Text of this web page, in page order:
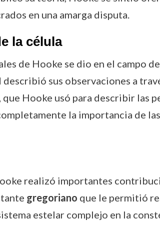
en una amarga disputa.
la célula
de Hooke se dio en el campo
sus observaciones a
que Hooke usó para describir las
la importancia de
realizó importantes
gregoriano que le permitió
estelar complejo en la